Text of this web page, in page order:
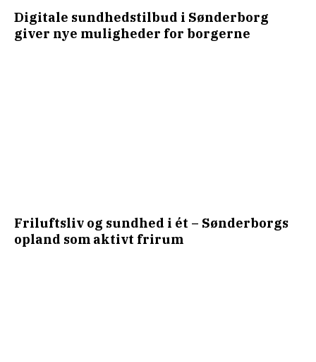
Digitale sundhedstilbud i Sønderborg
giver nye muligheder for borgerne
Friluftsliv og sundhed i ét – Sønderborgs
opland som aktivt frirum